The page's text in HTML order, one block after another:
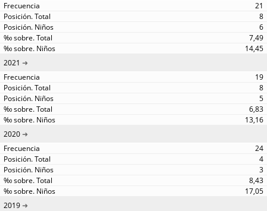
21
8
6
7,49
14,45
2021
19
8
5
6,83
13,16
2020
24
4
3
8,43
17,05
2019